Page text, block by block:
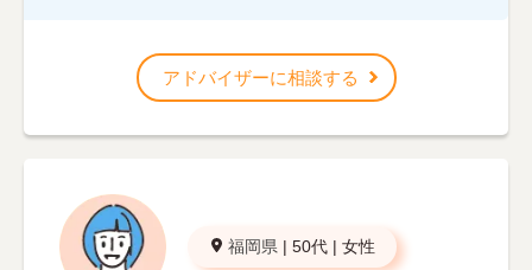
アドバイザーに相談する
福岡県 | 50代 | 女性